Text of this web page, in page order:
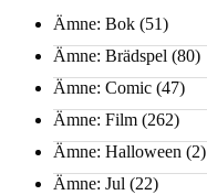
Ämne: Bok (51)
Ämne: Brädspel (80)
Ämne: Comic (47)
Ämne: Film (262)
Ämne: Halloween (2)
Ämne: Jul (22)